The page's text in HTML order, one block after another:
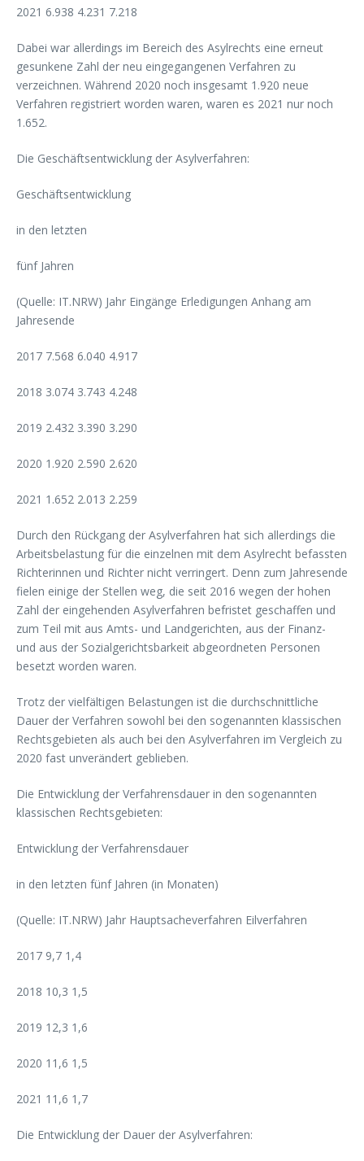
2021 6.938 4.231 7.218
Dabei war allerdings im Bereich des Asylrechts eine erneut
gesunkene Zahl der neu eingegangenen Verfahren zu
verzeichnen. Während 2020 noch insgesamt 1.920 neue
Verfahren registriert worden waren, waren es 2021 nur noch
1.652.
Die Geschäftsentwicklung der Asylverfahren:
Geschäftsentwicklung
in den letzten
fünf Jahren
(Quelle: IT.NRW) Jahr Eingänge Erledigungen Anhang am
Jahresende
2017 7.568 6.040 4.917
2018 3.074 3.743 4.248
2019 2.432 3.390 3.290
2020 1.920 2.590 2.620
2021 1.652 2.013 2.259
Durch den Rückgang der Asylverfahren hat sich allerdings die
Arbeitsbelastung für die einzelnen mit dem Asylrecht befassten
Richterinnen und Richter nicht verringert. Denn zum Jahresende
fielen einige der Stellen weg, die seit 2016 wegen der hohen
Zahl der eingehenden Asylverfahren befristet geschaffen und
zum Teil mit aus Amts- und Landgerichten, aus der Finanz-
und aus der Sozialgerichtsbarkeit abgeordneten Personen
besetzt worden waren.
Trotz der vielfältigen Belastungen ist die durchschnittliche
Dauer der Verfahren sowohl bei den sogenannten klassischen
Rechtsgebieten als auch bei den Asylverfahren im Vergleich zu
2020 fast unverändert geblieben.
Die Entwicklung der Verfahrensdauer in den sogenannten
klassischen Rechtsgebieten:
Entwicklung der Verfahrensdauer
in den letzten fünf Jahren (in Monaten)
(Quelle: IT.NRW) Jahr Hauptsacheverfahren Eilverfahren
2017 9,7 1,4
2018 10,3 1,5
2019 12,3 1,6
2020 11,6 1,5
2021 11,6 1,7
Die Entwicklung der Dauer der Asylverfahren: